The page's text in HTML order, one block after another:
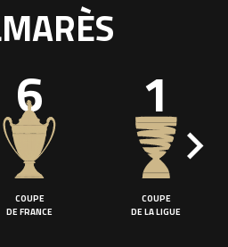
6
COUPE
DE FRANCE
1
COUPE
DE LA LIGUE